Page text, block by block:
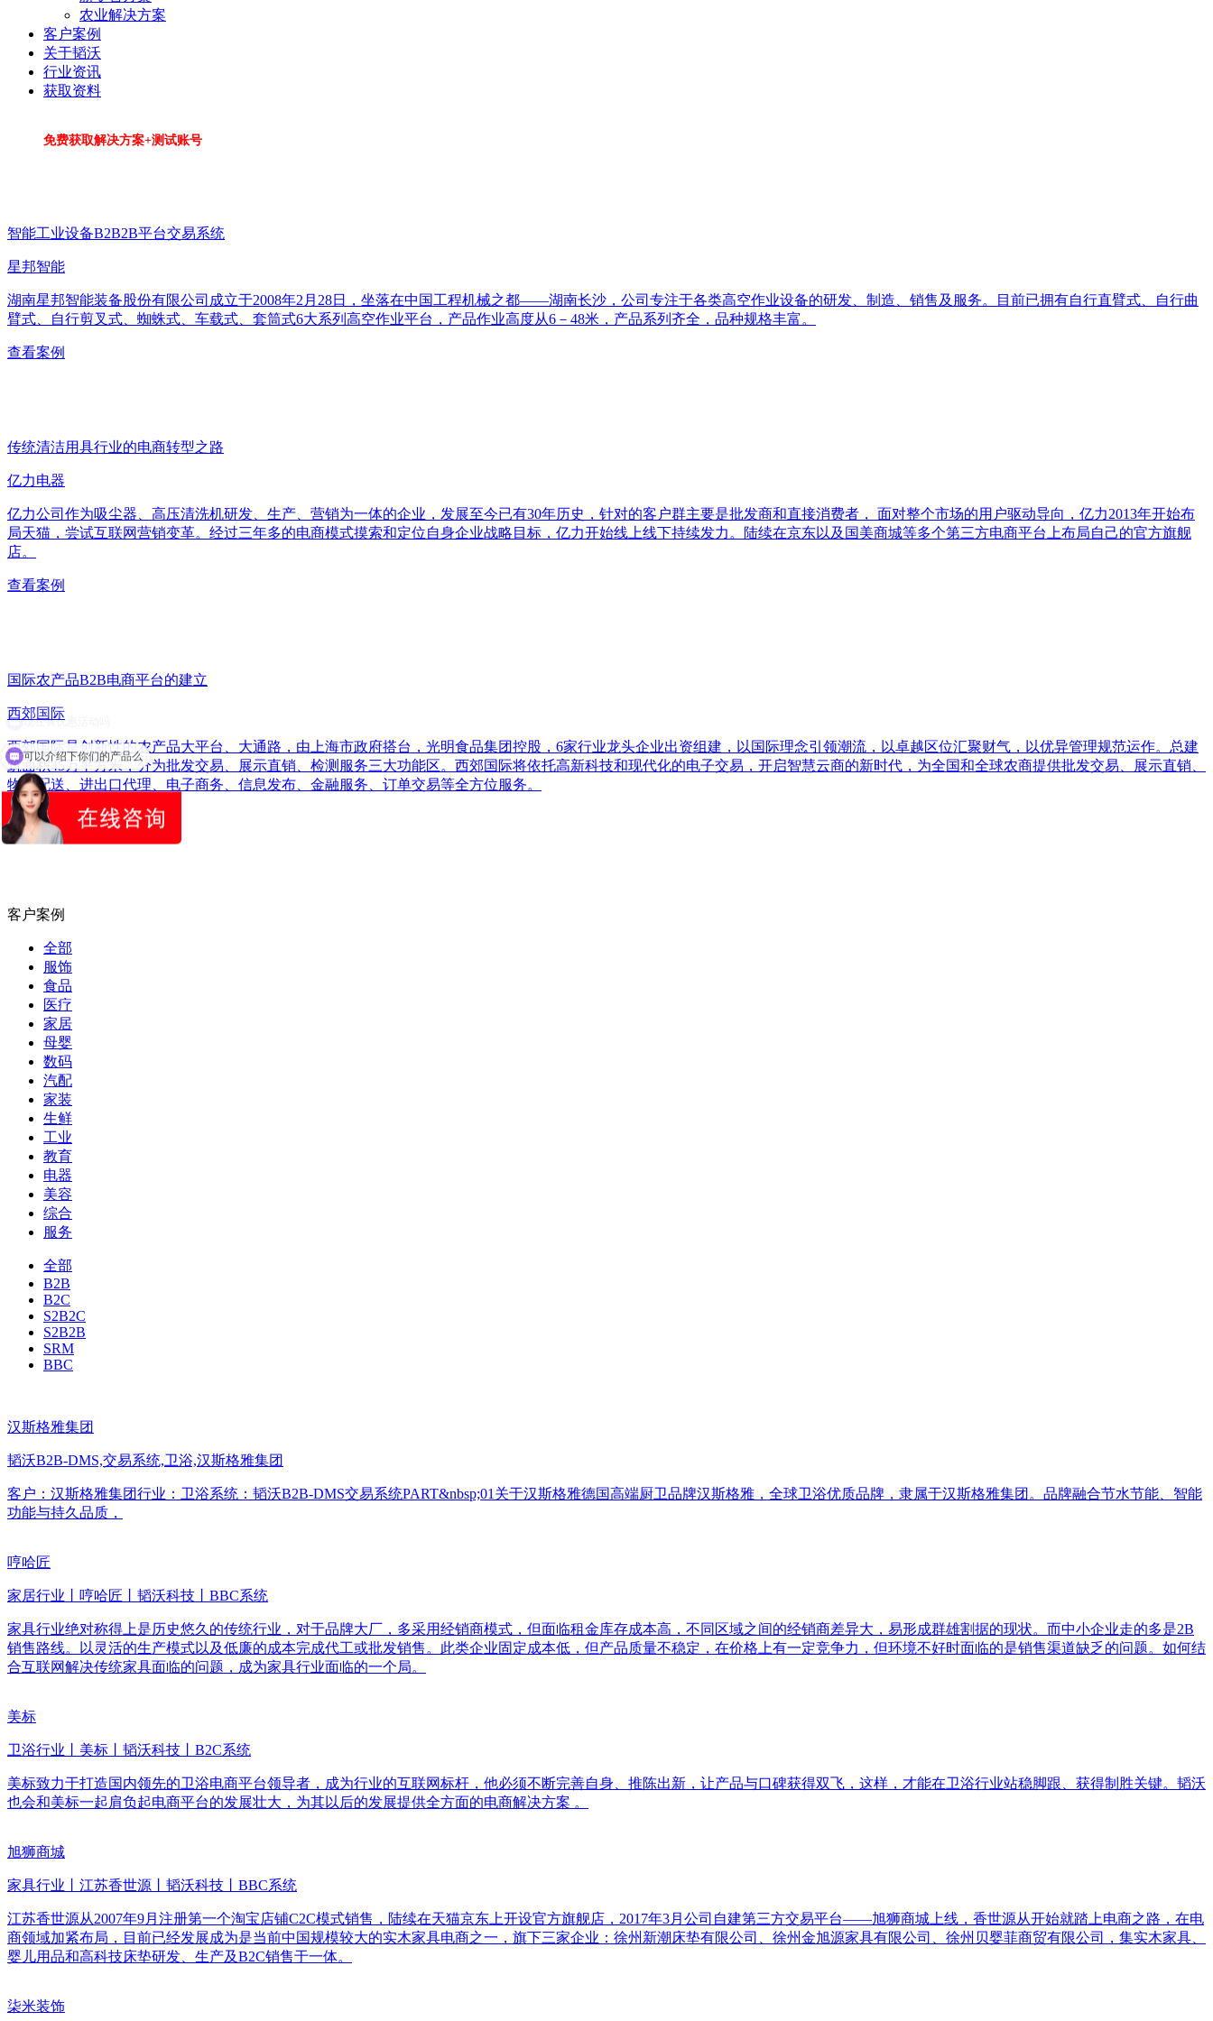
农业解决方案
客户案例
关于韬沃
行业资讯
获取资料
免费获取解决方案+测试账号
智能工业设备B2B2B平台交易系统
星邦智能
湖南星邦智能装备股份有限公司成立于2008年2月28日，坐落在中国工程机械之都——湖南长沙，公司专注于各类高空作业设备的研发、制造、销售及服务。目前已拥有自行直臂式、自行曲
臂式、自行剪叉式、蜘蛛式、车载式、套筒式6大系列高空作业平台，产品作业高度从6－48米，产品系列齐全，品种规格丰富。
查看案例
传统清洁用具行业的电商转型之路
亿力电器
亿力公司作为吸尘器、高压清洗机研发、生产、营销为一体的企业，发展至今已有30年历史，针对的客户群主要是批发商和直接消费者， 面对整个市场的用户驱动导向，亿力2013年开始布
局天猫，尝试互联网营销变革。经过三年多的电商模式摸索和定位自身企业战略目标，亿力开始线上线下持续发力。陆续在京东以及国美商城等多个第三方电商平台上布局自己的官方旗舰
店。
查看案例
国际农产品B2B电商平台的建立
西郊国际
西郊国际是创新性的农产品大平台、大通路，由上海市政府搭台，光明食品集团控股，6家行业龙头企业出资组建，以国际理念引领潮流，以卓越区位汇聚财气，以优异管理规范运作。总建
筑面积45万平方米，分为批发交易、展示直销、检测服务三大功能区。西郊国际将依托高新科技和现代化的电子交易，开启智慧云商的新时代，为全国和全球农商提供批发交易、展示直销、
物流配送、进出口代理、电子商务、信息发布、金融服务、订单交易等全方位服务。
查看案例
客户案例
全部
服饰
食品
医疗
家居
母婴
数码
汽配
家装
生鲜
工业
教育
电器
美容
综合
服务
全部
B2B
B2C
S2B2C
S2B2B
SRM
BBC
汉斯格雅集团
韬沃B2B-DMS,交易系统,卫浴,汉斯格雅集团
客户：汉斯格雅集团行业：卫浴系统：韬沃B2B-DMS交易系统PART&nbsp;01关于汉斯格雅德国高端厨卫品牌汉斯格雅，全球卫浴优质品牌，隶属于汉斯格雅集团。品牌融合节水节能、智能
功能与持久品质，
哼哈匠
家居行业丨哼哈匠丨韬沃科技丨BBC系统
家具行业绝对称得上是历史悠久的传统行业，对于品牌大厂，多采用经销商模式，但面临租金库存成本高，不同区域之间的经销商差异大，易形成群雄割据的现状。而中小企业走的多是2B
销售路线。以灵活的生产模式以及低廉的成本完成代工或批发销售。此类企业固定成本低，但产品质量不稳定，在价格上有一定竞争力，但环境不好时面临的是销售渠道缺乏的问题。如何结
合互联网解决传统家具面临的问题，成为家具行业面临的一个局。
美标
卫浴行业丨美标丨韬沃科技丨B2C系统
美标致力于打造国内领先的卫浴电商平台领导者，成为行业的互联网标杆，他必须不断完善自身、推陈出新，让产品与口碑获得双飞，这样，才能在卫浴行业站稳脚跟、获得制胜关键。韬沃
也会和美标一起肩负起电商平台的发展壮大，为其以后的发展提供全方面的电商解决方案 。
旭狮商城
家具行业丨江苏香世源丨韬沃科技丨BBC系统
江苏香世源从2007年9月注册第一个淘宝店铺C2C模式销售，陆续在天猫京东上开设官方旗舰店，2017年3月公司自建第三方交易平台——旭狮商城上线，香世源从开始就踏上电商之路，在电
商领域加紧布局，目前已经发展成为是当前中国规模较大的实木家具电商之一，旗下三家企业：徐州新潮床垫有限公司、徐州金旭源家具有限公司、徐州贝婴菲商贸有限公司，集实木家具、
婴儿用品和高科技床垫研发、生产及B2C销售于一体。
柒米装饰
可以介绍下你们的产品么